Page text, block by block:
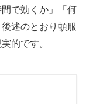
で効くか」「何
述のとおり頓服
的です。